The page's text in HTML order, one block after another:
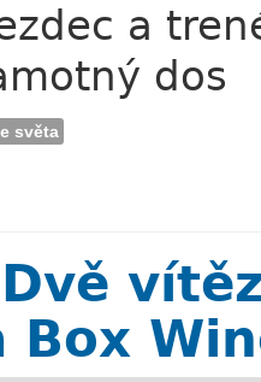
a
dos
světa
Box